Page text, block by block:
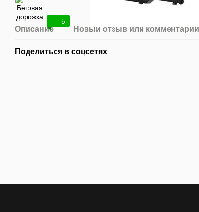
5
Описание Новый отзыв или комментарий
Поделиться в соцсетях